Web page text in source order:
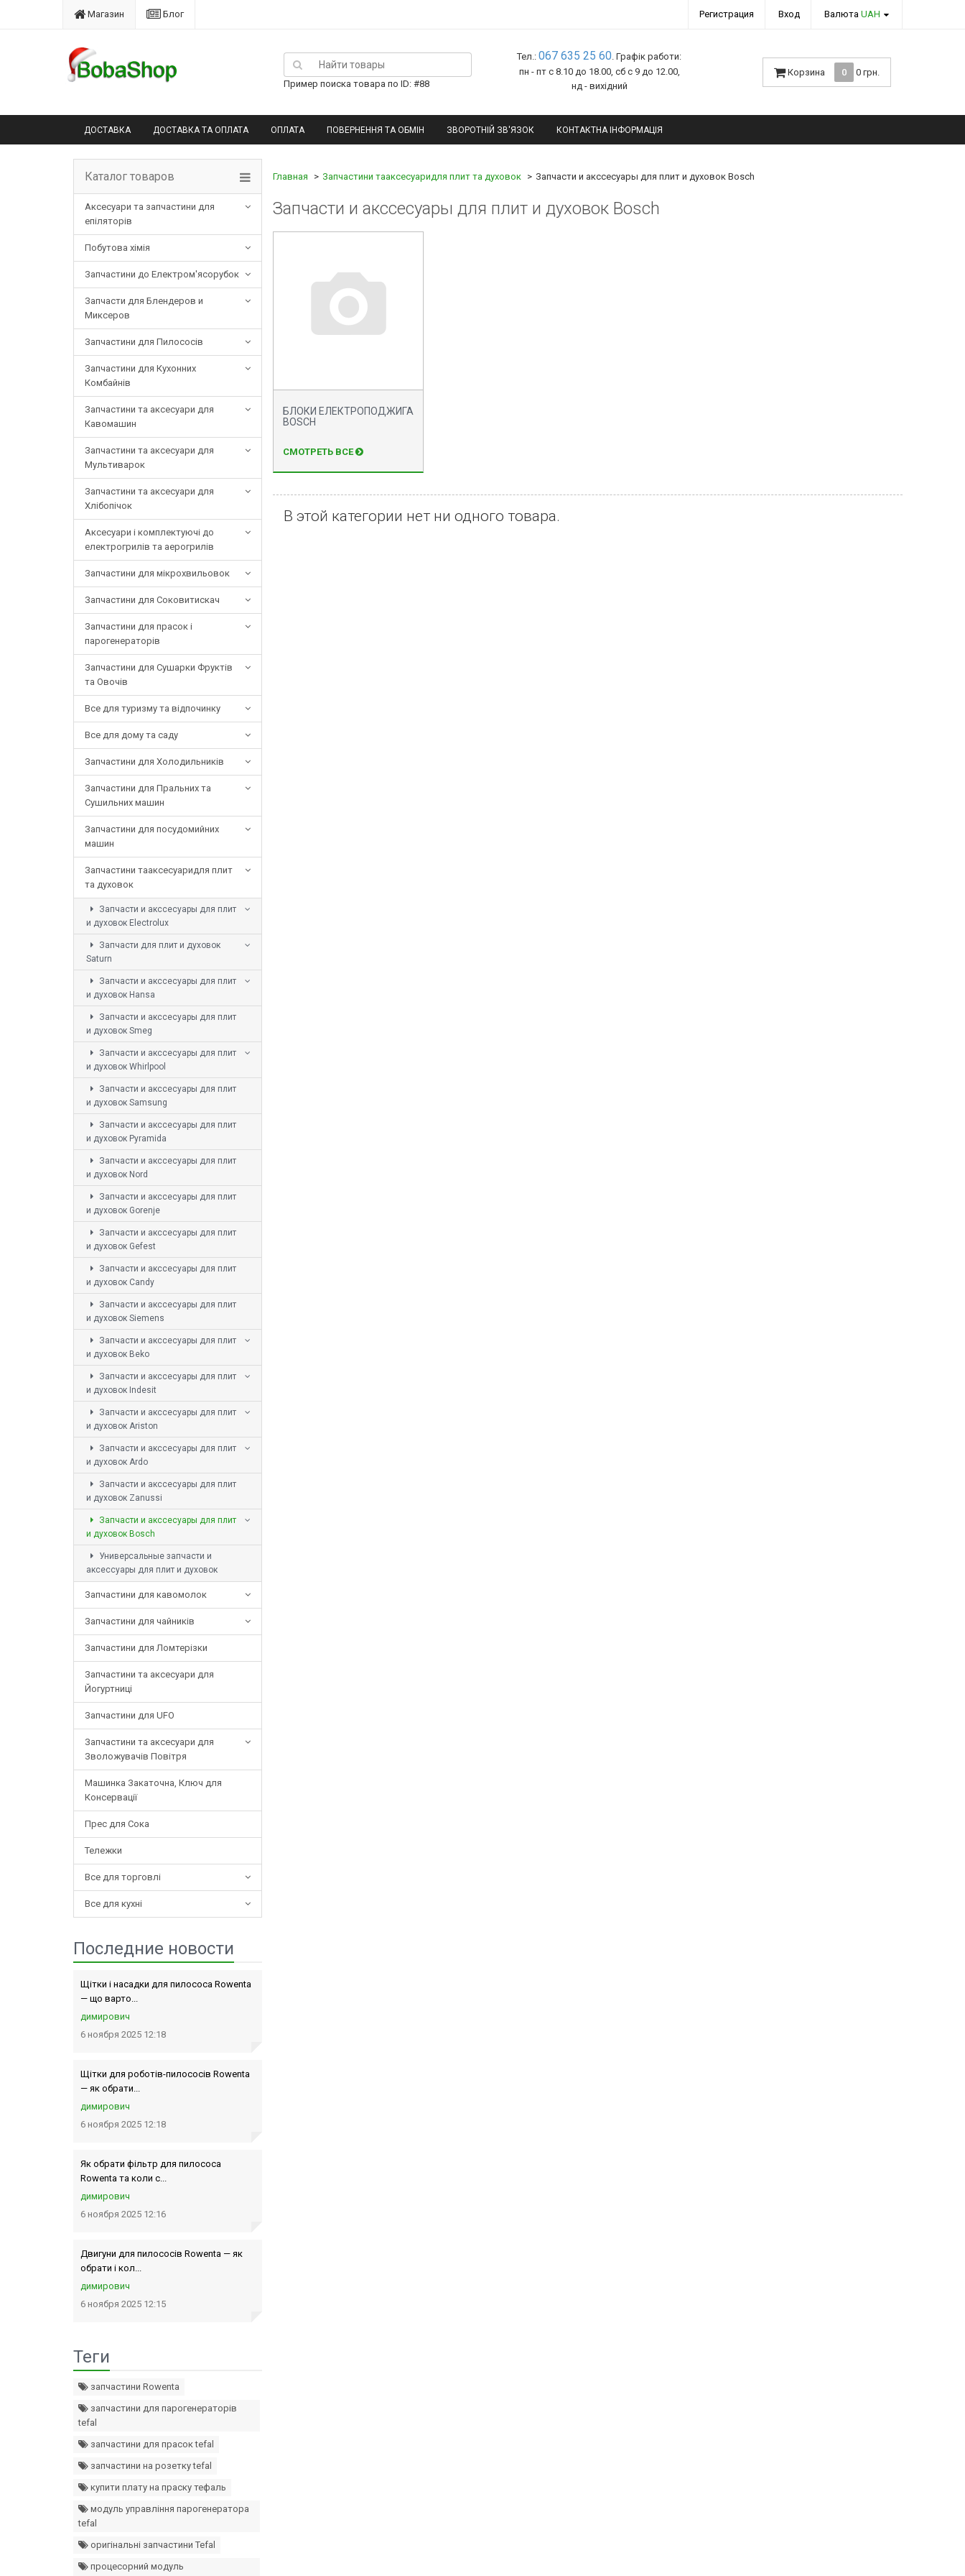
Магазин Блог Регистрация Вход Валюта UAH
Пример поиска товара по ID: #88
Тел.: 067 635 25 60. Графік работи:
пн - пт с 8.10 до 18.00, сб с 9 до 12.00,
нд - вихідний
Корзина 0 0 грн.
ДОСТАВКА ДОСТАВКА ТА ОПЛАТА ОПЛАТА ПОВЕРНЕННЯ ТА ОБМІН ЗВОРОТНІЙ ЗВ'ЯЗОК КОНТАКТНА ІНФОРМАЦІЯ
Каталог товаров
Аксесуари та запчастини для
епіляторів
Побутова хімія
Запчастини до Електром'ясорубок
Запчасти для Блендеров и
Миксеров
Запчастини для Пилососів
Запчастини для Кухонних
Комбайнів
Запчастини та аксесуари для
Кавомашин
Запчастини та аксесуари для
Мультиварок
Запчастини та аксесуари для
Хлібопічок
Аксесуари і комплектуючі до
електрогрилів та аерогрилів
Запчастини для мікрохвильовок
Запчастини для Соковитискач
Запчастини для прасок і
парогенераторів
Запчастини для Сушарки Фруктів
та Овочів
Все для туризму та відпочинку
Все для дому та саду
Запчастини для Холодильників
Запчастини для Пральних та
Сушильних машин
Запчастини для посудомийних
машин
Запчастини тааксесуаридля плит
та духовок
Запчасти и акссесуары для плит
и духовок Electrolux
Запчасти для плит и духовок
Saturn
Запчасти и акссесуары для плит
и духовок Hansa
Запчасти и акссесуары для плит
и духовок Smeg
Запчасти и акссесуары для плит
и духовок Whirlpool
Запчасти и акссесуары для плит
и духовок Samsung
Запчасти и акссесуары для плит
и духовок Pyramida
Запчасти и акссесуары для плит
и духовок Nord
Запчасти и акссесуары для плит
и духовок Gorenje
Запчасти и акссесуары для плит
и духовок Gefest
Запчасти и акссесуары для плит
и духовок Candy
Запчасти и акссесуары для плит
и духовок Siemens
Запчасти и акссесуары для плит
и духовок Beko
Запчасти и акссесуары для плит
и духовок Indesit
Запчасти и акссесуары для плит
и духовок Ariston
Запчасти и акссесуары для плит
и духовок Ardo
Запчасти и акссесуары для плит
и духовок Zanussi
Запчасти и акссесуары для плит
и духовок Bosch
Универсальные запчасти и
аксессуары для плит и духовок
Запчастини для кавомолок
Запчастини для чайників
Запчастини для Ломтерізки
Запчастини та аксесуари для
Йогуртниці
Запчастини для UFO
Запчастини та аксесуари для
Зволожувачів Повітря
Машинка Закаточна, Ключ для
Консервації
Прес для Сока
Тележки
Все для торговлі
Все для кухні
Последние новости
Щітки і насадки для пилососа Rowenta
— що варто...
димирович
6 ноября 2025 12:18
Щітки для роботів-пилососів Rowenta
— як обрати...
димирович
6 ноября 2025 12:18
Як обрати фільтр для пилососа
Rowenta та коли с...
димирович
6 ноября 2025 12:16
Двигуни для пилососів Rowenta — як
обрати і кол...
димирович
6 ноября 2025 12:15
Теги
запчастини Rowenta
запчастини для парогенераторів
tefal
запчастини для прасок tefal
запчастини на розетку tefal
купити плату на праску тефаль
модуль управління парогенератора
tefal
оригінальні запчастини Tefal
процесорний модуль
Главная Запчастини тааксесуаридля плит та духовок Запчасти и акссесуары для плит и духовок Bosch
Запчасти и акссесуары для плит и духовок Bosch
БЛОКИ ЕЛЕКТРОПОДЖИГА
BOSCH
СМОТРЕТЬ ВСЕ
В этой категории нет ни одного товара.